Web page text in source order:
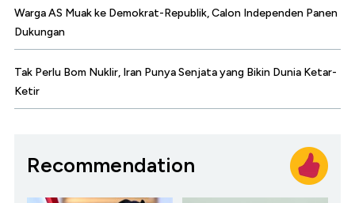
Warga AS Muak ke Demokrat-Republik, Calon Independen Panen
Dukungan
Tak Perlu Bom Nuklir, Iran Punya Senjata yang Bikin Dunia Ketar-
Ketir
Recommendation